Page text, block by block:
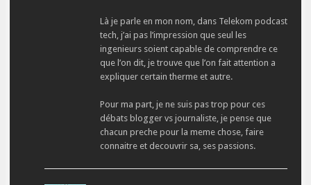
Là je parle en mon nom, dans Telekom podcast
tech, j’ai pas l’impression que seul les
ingenieurs soient capable de comprendre ce
que l’on dit, je trouve que l’on fait attention a
expliquer certain therme et autre.
Pour ma part, je ne suis pas trop pour ces
débats blogger vs journaliste, je pense que
chacun preche pour la meme chose, faire
connaitre et decouvrir sa, ses passions.